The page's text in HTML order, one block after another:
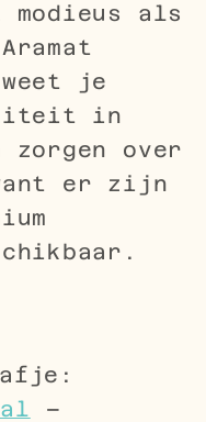
als
je
in
zorgen over
er zijn
–